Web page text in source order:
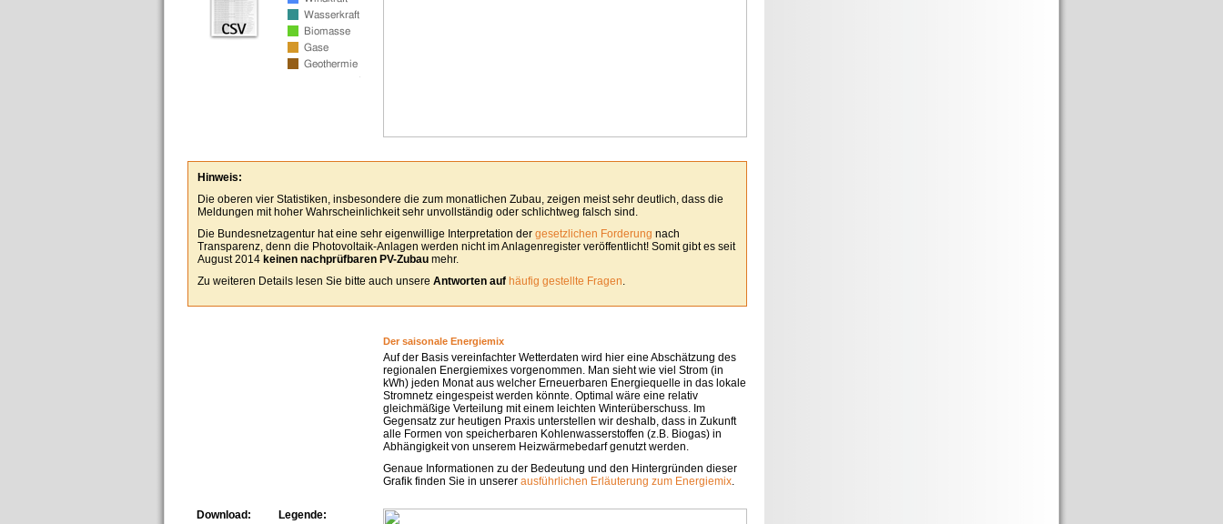
Hinweis:
Die oberen vier Statistiken, insbesondere die zum monatlichen Zubau, zeigen meist sehr deutlich, dass die
Meldungen mit hoher Wahrscheinlichkeit sehr unvollständig oder schlichtweg falsch sind.
Die Bundesnetzagentur hat eine sehr eigenwillige Interpretation der gesetzlichen Forderung nach
Transparenz, denn die Photovoltaik-Anlagen werden nicht im Anlagenregister veröffentlicht! Somit gibt es seit
August 2014 keinen nachprüfbaren PV-Zubau mehr.
Zu weiteren Details lesen Sie bitte auch unsere Antworten auf häufig gestellte Fragen.
Der saisonale Energiemix
Auf der Basis vereinfachter Wetterdaten wird hier eine Abschätzung des
regionalen Energiemixes vorgenommen. Man sieht wie viel Strom (in
kWh) jeden Monat aus welcher Erneuerbaren Energiequelle in das lokale
Stromnetz eingespeist werden könnte. Optimal wäre eine relativ
gleichmäßige Verteilung mit einem leichten Winterüberschuss. Im
Gegensatz zur heutigen Praxis unterstellen wir deshalb, dass in Zukunft
alle Formen von speicherbaren Kohlenwasserstoffen (z.B. Biogas) in
Abhängigkeit von unserem Heizwärmebedarf genutzt werden.
Genaue Informationen zu der Bedeutung und den Hintergründen dieser
Grafik finden Sie in unserer ausführlichen Erläuterung zum Energiemix.
Legende:
Download: